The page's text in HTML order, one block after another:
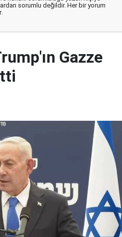
sorumlu değildir. Her bir yorum
Gazze